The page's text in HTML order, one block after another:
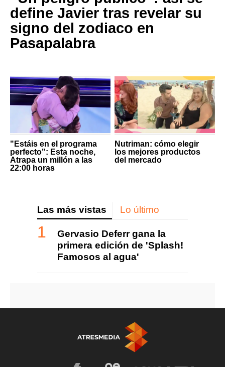
define Javier tras revelar su
signo del zodiaco en
Pasapalabra
"Estáis en el programa
perfecto": Esta noche,
Atrapa un millón a las
22:00 horas
Nutriman: cómo elegir
los mejores productos
del mercado
Las más vistas Lo último
Gervasio Deferr gana la
primera edición de 'Splash!
Famosos al agua'